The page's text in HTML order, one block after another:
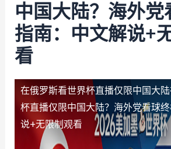
中国大陆？海外党
指南：中文解说+
看
在俄罗斯看世界杯直播仅限中国大陆
杯直播仅限中国大陆？海外党看球
说+无限制观看